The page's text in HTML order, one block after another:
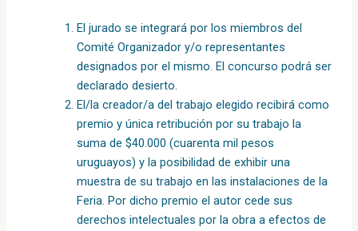
El jurado se integrará por los miembros del
Comité Organizador y/o representantes
designados por el mismo. El concurso podrá ser
declarado desierto.
El/la creador/a del trabajo elegido recibirá como
premio y única retribución por su trabajo la
suma de $40.000 (cuarenta mil pesos
uruguayos) y la posibilidad de exhibir una
muestra de su trabajo en las instalaciones de la
Feria. Por dicho premio el autor cede sus
derechos intelectuales por la obra a efectos de